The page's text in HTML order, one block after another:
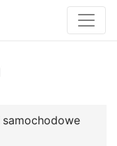
samochodowe